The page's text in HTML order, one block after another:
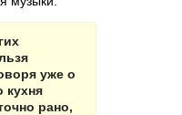
уже о
кухня
рано,